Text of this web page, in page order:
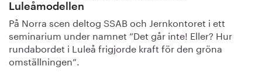
Luleåmodellen
På Norra scen deltog SSAB och Jernkontoret i ett
seminarium under namnet ”Det går inte! Eller? Hur
rundabordet i Luleå frigjorde kraft för den gröna
omställningen”.